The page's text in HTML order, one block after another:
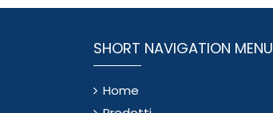
SHORT NAVIGATION MENU
Home